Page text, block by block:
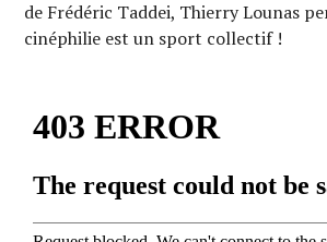
de Frédéric Taddei, Thierry Lounas
cinéphilie est un sport collectif !